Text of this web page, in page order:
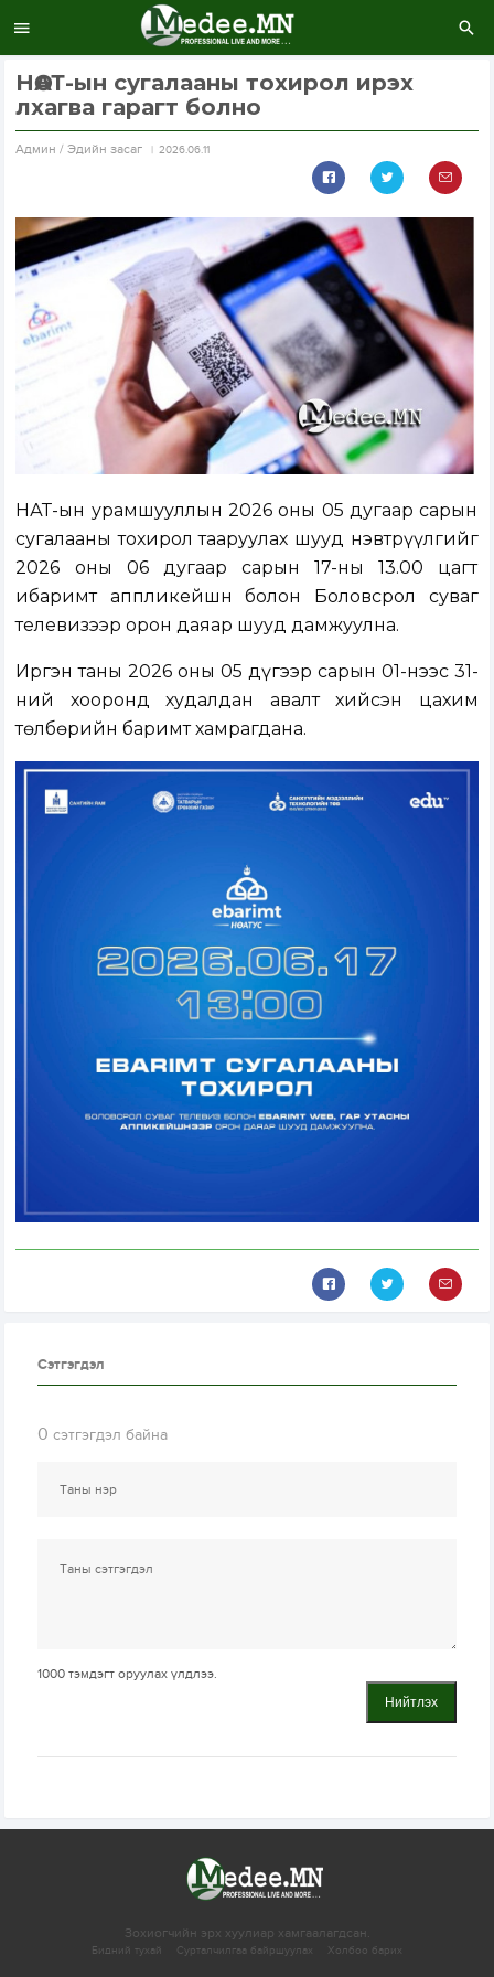
НӨАТ-ын сугалааны тохирол ирэх
лхагва гарагт болно
Aдмин / Эдийн засаг 2026.06.11
НӨАТ-ын урамшууллын 2026 оны 05 дугаар сарын
сугалааны тохирол тааруулах шууд нэвтрүүлгийг
2026 оны 06 дугаар сарын 17-ны 13.00 цагт
ибаримт аппликейшн болон Боловсрол суваг
телевизээр орон даяар шууд дамжуулна.
Иргэн таны 2026 оны 05 дүгээр сарын 01-нээс 31-
ний хооронд худалдан авалт хийсэн цахим
төлбөрийн баримт хамрагдана.
Сэтгэгдэл
0 сэтгэгдэл байна
1000 тэмдэгт оруулах үлдлээ.
Нийтлэх
Зохиогчийн эрх хуулиар хамгаалагдсан.
Бидний тухай Сурталчилгаа байршуулах Холбоо барих